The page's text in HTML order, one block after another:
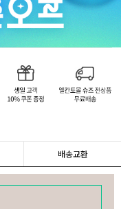
배송교환